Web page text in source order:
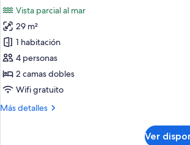
fotos
de
Habitación
clásica
con
2
individuales,
Vista parcial al mar
29 m²
1 habitación
4 personas
2 camas dobles
Wifi gratuito
Más detalles
Más
Ver